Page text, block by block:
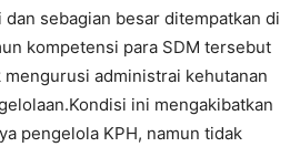
sebagian besar ditempatkan di
kompetensi para SDM tersebut
administrai kehutanan
ini mengakibatkan
pengelola KPH, namun tidak